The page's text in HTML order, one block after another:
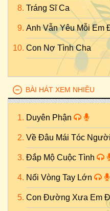
Tráng Sĩ Ca
Anh Vẫn Yêu Mỗi Em
Con Nợ Tình Cha
BÀI HÁT XEM NHIỀU
Duyên Phận
Về Đâu Mái Tóc
Đắp Mộ Cuộc Tình
Nối Vòng Tay Lớn
Con Đường Xưa Em